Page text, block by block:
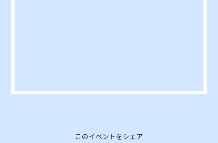
このイベントをシェア